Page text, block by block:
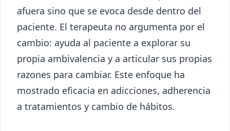
afuera sino que se evoca desde dentro del
paciente. El terapeuta no argumenta por el
cambio: ayuda al paciente a explorar su
propia ambivalencia y a articular sus propias
razones para cambiar. Este enfoque ha
mostrado eficacia en adicciones, adherencia
a tratamientos y cambio de hábitos.